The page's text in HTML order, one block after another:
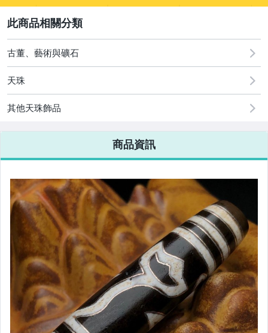
其它
[全店] 追蹤本賣場立減60元【粉絲轉享】
古董、藝術與礦石
天珠
其他天珠飾品
商品資訊